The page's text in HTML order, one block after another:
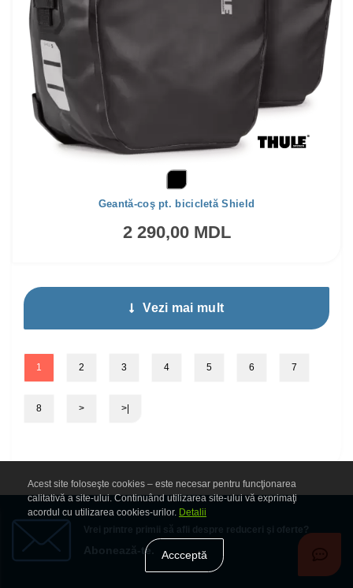
Geantă-coş pt. bicicletă Shield
2 290,00 MDL
Vezi mai mult
1 2 3 4 5 6 7
8 > >|
Vrei printre primii să afli despre reduceri şi oferte?
Abonează-te.
Acest site foloseşte cookies – este necesar pentru funcţionarea
calitativă a site-ului. Continuând utilizarea site-ului vă exprimaţi
acordul cu utilizarea cookies-urilor. Detalii
Accceptă